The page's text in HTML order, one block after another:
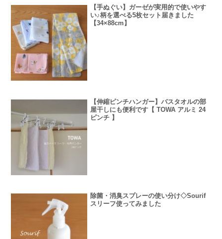
【手ぬぐい】ガーゼが実用的で使いやす
い♪柄を選べる5枚セット届きました
【34×88cm】
【伸縮ピンチハンガー】バスタオルの部
屋干しにも便利です【 TOWA アルミ 24
ピンチ 】
除菌・消臭スプレーの使い分け◇Sourif
スリーフ使ってみました